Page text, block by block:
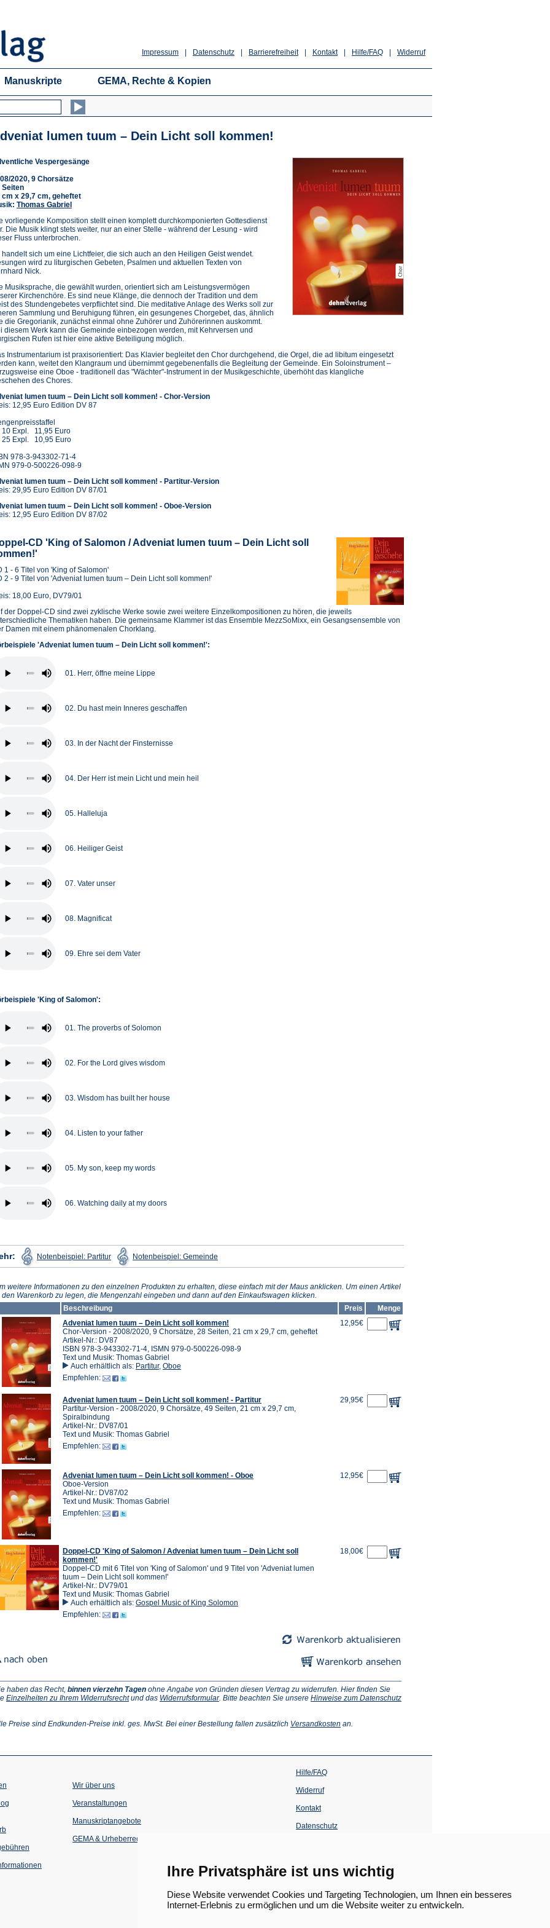
Ihre Privatsphäre ist uns wichtig
Diese Website verwendet Cookies und Targeting Technologien, um Ihnen ein besseres
Internet-Erlebnis zu ermöglichen und um die Website weiter zu entwickeln.
Widerruf
Hilfe/FAQ
Kontakt
Barrierefreiheit
Datenschutz
Impressum
Manuskripte GEMA, Rechte & Kopien
lumen tuum – Dein Licht soll kommen!
Vespergesänge
2020, 9 Chorsätze
Seiten
cm x 29,7 cm, geheftet
Thomas Gabriel
vorliegende Komposition stellt einen komplett durchkomponierten Gottesdienst
Die Musik klingt stets weiter, nur an einer Stelle - während der Lesung - wird
Fluss unterbrochen.
handelt sich um eine Lichtfeier, die sich auch an den Heiligen Geist wendet.
wird zu liturgischen Gebeten, Psalmen und aktuellen Texten von
Nick.
Musiksprache, die gewählt wurden, orientiert sich am Leistungsvermögen
Kirchenchöre. Es sind neue Klänge, die dennoch der Tradition und dem
des Stundengebetes verpflichtet sind. Die meditative Anlage des Werks soll zur
Sammlung und Beruhigung führen, ein gesungenes Chorgebet, das, ähnlich
die Gregorianik, zunächst einmal ohne Zuhörer und Zuhörerinnen auskommt.
diesem Werk kann die Gemeinde einbezogen werden, mit Kehrversen und
Rufen ist hier eine aktive Beteiligung möglich.
Instrumentarium ist praxisorientiert: Das Klavier begleitet den Chor durchgehend, die Orgel, die ad libitum eingesetzt
kann, weitet den Klangraum und übernimmt gegebenenfalls die Begleitung der Gemeinde. Ein Soloinstrument –
eine Oboe - traditionell das "Wächter"-Instrument in der Musikgeschichte, überhöht das klangliche
des Chores.
lumen tuum – Dein Licht soll kommen! - Chor-Version
12,95 Euro Edition DV 87
10 Expl. 11,95 Euro
25 Expl. 10,95 Euro
978-3-943302-71-4
979-0-500226-098-9
lumen tuum – Dein Licht soll kommen! - Partitur-Version
29,95 Euro Edition DV 87/01
lumen tuum – Dein Licht soll kommen! - Oboe-Version
12,95 Euro Edition DV 87/02
CD 'King of Salomon / Adveniat lumen tuum – Dein Licht soll
1 - 6 Titel von 'King of Salomon'
2 - 9 Titel von 'Adveniat lumen tuum – Dein Licht soll kommen!'
18,00 Euro, DV79/01
der Doppel-CD sind zwei zyklische Werke sowie zwei weitere Einzelkompositionen zu hören, die jeweils
Thematiken haben. Die gemeinsame Klammer ist das Ensemble MezzSoMixx, ein Gesangsensemble von
Damen mit einem phänomenalen Chorklang.
'Adveniat lumen tuum – Dein Licht soll kommen!':
01. Herr, öffne meine Lippe
02. Du hast mein Inneres geschaffen
03. In der Nacht der Finsternisse
04. Der Herr ist mein Licht und mein heil
05. Halleluja
06. Heiliger Geist
07. Vater unser
08. Magnificat
09. Ehre sei dem Vater
'King of Salomon':
01. The proverbs of Solomon
02. For the Lord gives wisdom
03. Wisdom has built her house
04. Listen to your father
05. My son, keep my words
06. Watching daily at my doors
Notenbeispiel: Partitur
(Öffnet
in
einem
Tab)
Notenbeispiel: Gemeindein
einem
Tab)
weitere Informationen zu den einzelnen Produkten zu erhalten, diese einfach mit der Maus anklicken. Um einen Artikel
den Warenkorb zu legen, die Mengenzahl eingeben und dann auf den Einkaufswagen klicken.
Beschreibung
Preis
Menge
Adveniat lumen tuum – Dein Licht soll kommen!
Chor-Version - 2008/2020, 9 Chorsätze, 28 Seiten, 21 cm x 29,7 cm, geheftet
Artikel-Nr.: DV87
ISBN 978-3-943302-71-4, ISMN 979-0-500226-098-9
Text und Musik: Thomas Gabriel
Auch erhältlich als: Partitur, Oboe
Empfehlen:
12,95€
Adveniat lumen tuum – Dein Licht soll kommen! - Partitur
Partitur-Version - 2008/2020, 9 Chorsätze, 49 Seiten, 21 cm x 29,7 cm,
Spiralbindung
Artikel-Nr.: DV87/01
Text und Musik: Thomas Gabriel
Empfehlen:
29,95€
Adveniat lumen tuum – Dein Licht soll kommen! - Oboe
Oboe-Version
Artikel-Nr.: DV87/02
Text und Musik: Thomas Gabriel
Empfehlen:
12,95€
Doppel-CD 'King of Salomon / Adveniat lumen tuum – Dein Licht soll
kommen!'
Doppel-CD mit 6 Titel von 'King of Salomon' und 9 Titel von 'Adveniat lumen
tuum – Dein Licht soll kommen!'
Artikel-Nr.: DV79/01
Text und Musik: Thomas Gabriel
Auch erhältlich als: Gospel Music of King Solomon
Empfehlen:
18,00€
haben das Recht, binnen vierzehn Tagen ohne Angabe von Gründen diesen Vertrag zu widerrufen. Hier finden Sie
Einzelheiten zu Ihrem Widerrufsrecht(Öffnet
neuen
und das Widerrufsformular(Öffnet
neuen
. Bitte beachten Sie unsere Hinweise zum Datenschutz
Preise sind Endkunden-Preise inkl. ges. MwSt. Bei einer Bestellung fallen zusätzlich Versandkosten (Öffnet
Tab)
an.
Wir über uns
Veranstaltungen
einem
Tab)
Manuskriptangebote
GEMA & Urheberrecht
Hilfe/FAQ
Widerruf
Kontakt
Datenschutz
einem
neuen